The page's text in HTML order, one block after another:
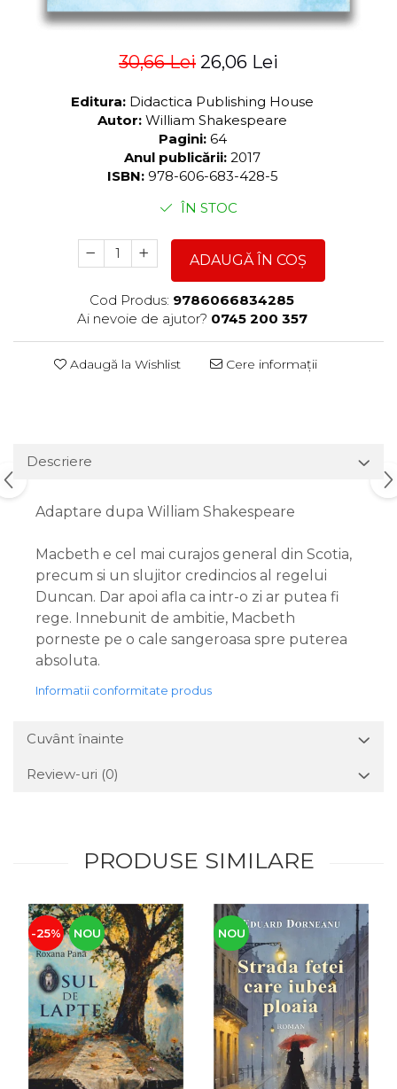
30,66 Lei 26,06 Lei
Editura: Didactica Publishing House
Autor: William Shakespeare
Pagini: 64
Anul publicării: 2017
ISBN: 978-606-683-428-5
ÎN STOC
ADAUGĂ ÎN COȘ
Cod Produs: 9786066834285
Ai nevoie de ajutor? 0745 200 357
Adaugă la Wishlist Cere informații
Descriere
Adaptare dupa William Shakespeare
Macbeth e cel mai curajos general din Scotia,
precum si un slujitor credincios al regelui
Duncan. Dar apoi afla ca intr-o zi ar putea fi
rege. Innebunit de ambitie, Macbeth
porneste pe o cale sangeroasa spre puterea
absoluta.
Informatii conformitate produs
Cuvânt înainte
Review-uri (0)
PRODUSE SIMILARE
-25% NOU NOU